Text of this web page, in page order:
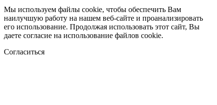
Мы используем файлы cookie, чтобы обеспечить Вам
наилучшую работу на нашем веб-сайте и проанализировать
его использование. Продолжая использовать этот сайт, Вы
даете согласие на использование файлов cookie.
Согласиться